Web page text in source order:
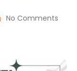
No Comments